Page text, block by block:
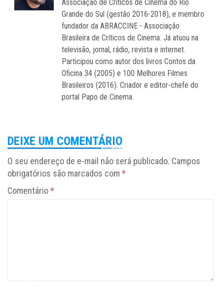
Associação de Críticos de Cinema do Rio
Grande do Sul (gestão 2016-2018), e membro
fundador da ABRACCINE - Associação
Brasileira de Críticos de Cinema. Já atuou na
televisão, jornal, rádio, revista e internet.
Participou como autor dos livros Contos da
Oficina 34 (2005) e 100 Melhores Filmes
Brasileiros (2016). Criador e editor-chefe do
portal Papo de Cinema.
DEIXE UM COMENTÁRIO
O seu endereço de e-mail não será publicado. Campos
obrigatórios são marcados com *
Comentário*